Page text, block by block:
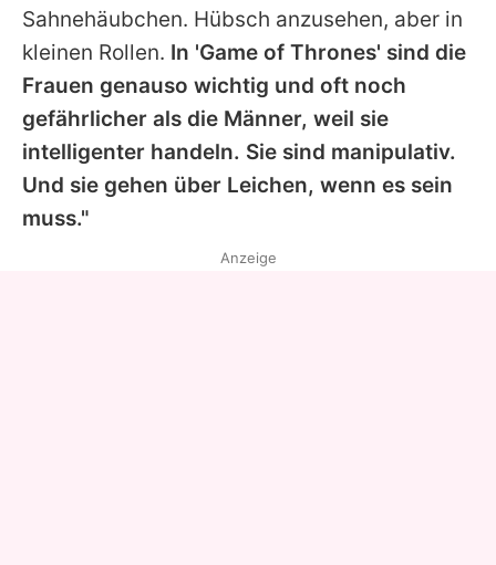
Sahnehäubchen. Hübsch anzusehen, aber in
kleinen Rollen. In 'Game of Thrones' sind die
Frauen genauso wichtig und oft noch
gefährlicher als die Männer, weil sie
intelligenter handeln. Sie sind manipulativ.
Und sie gehen über Leichen, wenn es sein
muss."
Anzeige